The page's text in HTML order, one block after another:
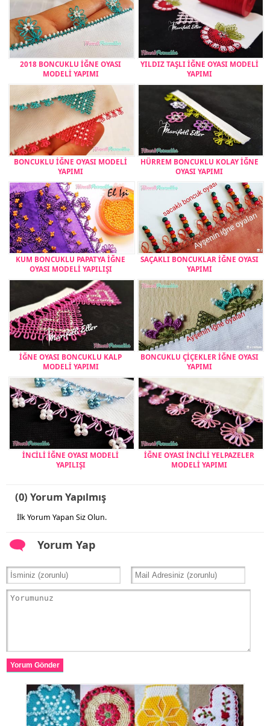
2018 BONCUKLU İĞNE OYASI
MODELİ YAPIMI
YILDIZ TAŞLI İĞNE OYASI MODELİ
YAPIMI
BONCUKLU İĞNE OYASI MODELİ
YAPIMI
HÜRREM BONCUKLU KOLAY İĞNE
OYASI YAPIMI
KUM BONCUKLU PAPATYA İĞNE
OYASI MODELİ YAPILIŞI
SAÇAKLI BONCUKLAR İĞNE OYASI
YAPIMI
İĞNE OYASI BONCUKLU KALP
MODELİ YAPIMI
BONCUKLU ÇİÇEKLER İĞNE OYASI
YAPIMI
İNCİLİ İĞNE OYASI MODELİ
YAPILIŞI
İĞNE OYASI İNCİLİ YELPAZELER
MODELİ YAPIMI
(0) Yorum Yapılmış
İlk Yorum Yapan Siz Olun.
Yorum Yap
Yorum Gönder